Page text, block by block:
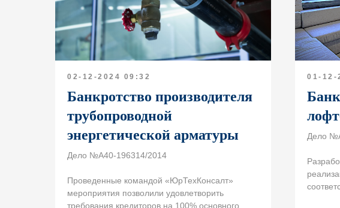
02-12-2024 09:32
Банкротство производителя
трубопроводной
энергетической арматуры
Дело №А40-196314/2014
Проведенные командой «ЮрТехКонсалт»
мероприятия позволили удовлетворить
требования кредиторов на 100% основного
01-12-
Дело
Для получения консультации
оставьте заявку и мы
с вами в ближайшее время